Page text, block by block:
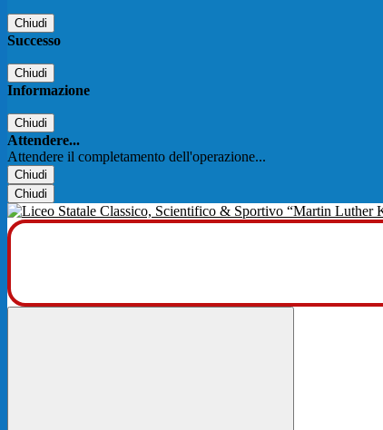
Chiudi
Successo
Chiudi
Informazione
Chiudi
Attendere...
Attendere il completamento dell'operazione...
Chiudi
Chiudi